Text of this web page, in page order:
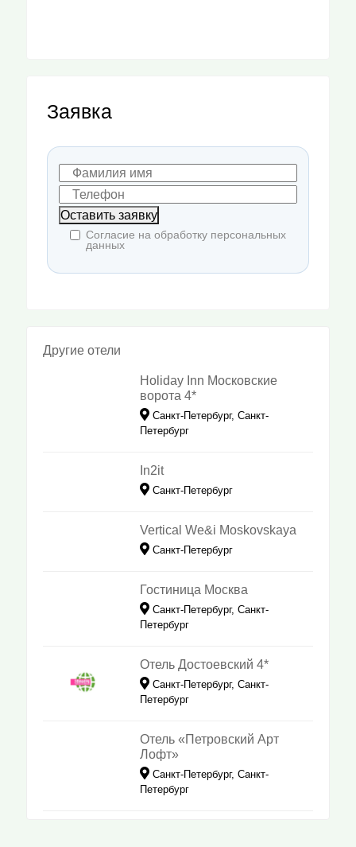
Заявка
Оставить заявку
Согласие на обработку персональных
данных
Другие отели
Holiday Inn Московские
ворота 4*
Санкт-Петербург, Санкт-
Петербург
In2it
Санкт-Петербург
Vertical We&i Moskovskaya
Санкт-Петербург
Гостиница Москва
Санкт-Петербург, Санкт-
Петербург
Отель Достоевский 4*
Санкт-Петербург, Санкт-
Петербург
Отель «Петровский Арт
Лофт»
Санкт-Петербург, Санкт-
Петербург